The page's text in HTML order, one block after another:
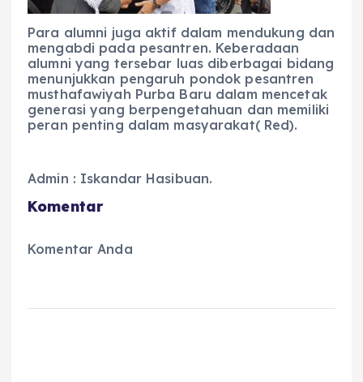
Para alumni juga aktif dalam mendukung dan
mengabdi pada pesantren. Keberadaan
alumni yang tersebar luas diberbagai bidang
menunjukkan pengaruh pondok pesantren
musthafawiyah Purba Baru dalam mencetak
generasi yang berpengetahuan dan memiliki
peran penting dalam masyarakat( Red).
Admin : Iskandar Hasibuan.
Komentar
Komentar Anda